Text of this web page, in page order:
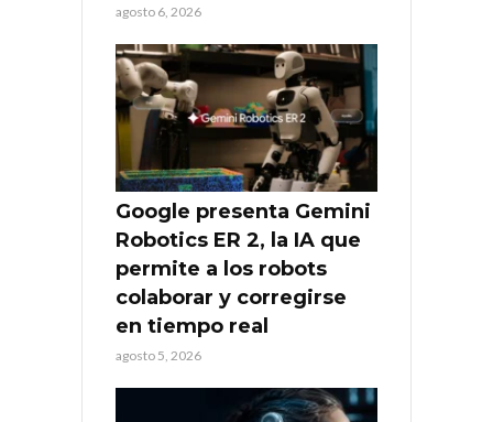
agosto 6, 2026
Google presenta Gemini
Robotics ER 2, la IA que
permite a los robots
colaborar y corregirse
en tiempo real
agosto 5, 2026